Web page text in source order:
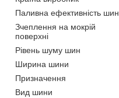
Паливна ефективність шин
Зчеплення на мокрій
поверхні
Рівень шуму шин
Ширина шини
Призначення
Вид шини